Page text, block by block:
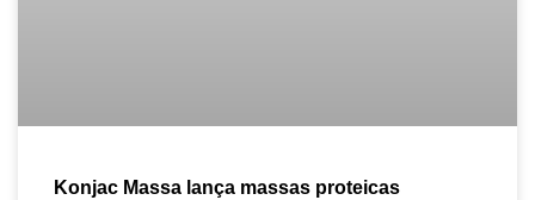
Konjac Massa lança massas proteicas